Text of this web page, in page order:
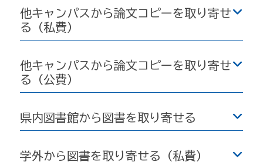
他キャンパスから論文コピーを取り寄せ
る（私費）
他キャンパスから論文コピーを取り寄せ
る（公費）
県内図書館から図書を取り寄せる
学外から図書を取り寄せる（私費）